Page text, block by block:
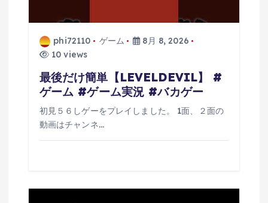
phi72110 ゲーム
8月 8, 2026
10 views
最後だけ簡単【LEVELDEVIL】 #
ゲーム #ゲーム実況 #バカゲー
初見５６しゲーをプレイしました。 1面、２面の
動画はチャンネ…